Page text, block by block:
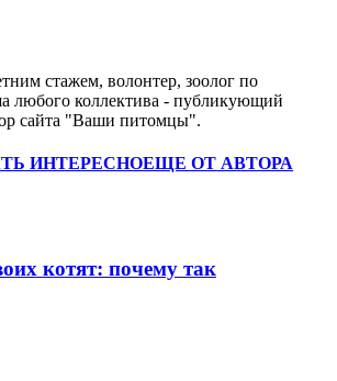
стажем, волонтер, зоолог по
любого коллектива - публикующий
сайта "Ваши питомцы".
ИНТЕРЕСНОЕЩЕ ОТ АВТОРА
котят: почему так